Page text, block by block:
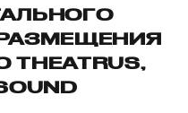
THEATRUS,